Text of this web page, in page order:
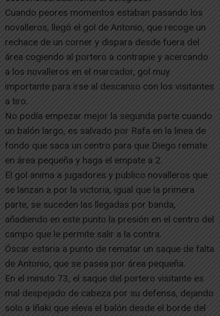
Cuando peores momentos estaban pasando los
novalleros, llegó el gol de Antonio, que recoge un
rechace de un corner y dispara desde fuera del
área cogiendo al portero a contrapie y acercando
a los novalleros en el marcador, gol muy
importante para irse al descanso con los visitantes
a tiro.
No podía empezar mejor la segunda parte cuando
un balón largo, es salvado por Rafa en la linea de
fondo que saca un centro para que Diego remate
en área pequeña y haga el empate a 2.
El gol anima a jugadores y publico novalleros que
se lanzan a por la victoria, igual que la primera
parte, se suceden las llegadas por banda,
añadiendo en este punto la presión en el centro del
campo que le permite salir a la contra.
Óscar estaria a punto de rematar un saque de falta
de Antonio, que se pasea por área pequeña.
En el minuto 73, el saque del portero visitante es
mal despejado de cabeza por su defensa, dejando
solo a Iñaki que eleva el balón desde el borde del